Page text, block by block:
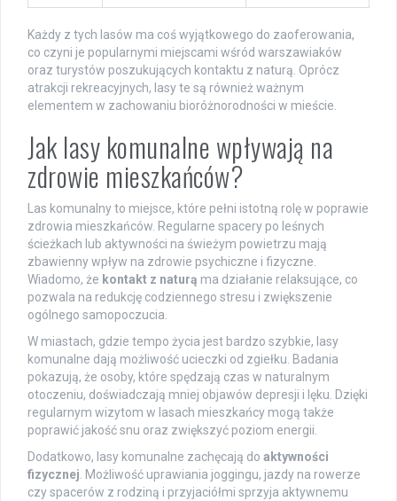
Każdy z tych lasów ma coś wyjątkowego do zaoferowania,
co czyni je popularnymi miejscami wśród warszawiaków
oraz turystów poszukujących kontaktu z naturą. Oprócz
atrakcji rekreacyjnych, lasy te są również ważnym
elementem w zachowaniu bioróżnorodności w mieście.
Jak lasy komunalne wpływają na
zdrowie mieszkańców?
Las komunalny to miejsce, które pełni istotną rolę w poprawie
zdrowia mieszkańców. Regularne spacery po leśnych
ścieżkach lub aktywności na świeżym powietrzu mają
zbawienny wpływ na zdrowie psychiczne i fizyczne.
Wiadomo, że kontakt z naturą ma działanie relaksujące, co
pozwala na redukcję codziennego stresu i zwiększenie
ogólnego samopoczucia.
W miastach, gdzie tempo życia jest bardzo szybkie, lasy
komunalne dają możliwość ucieczki od zgiełku. Badania
pokazują, że osoby, które spędzają czas w naturalnym
otoczeniu, doświadczają mniej objawów depresji i lęku. Dzięki
regularnym wizytom w lasach mieszkańcy mogą także
poprawić jakość snu oraz zwiększyć poziom energii.
Dodatkowo, lasy komunalne zachęcają do aktywności
fizycznej. Możliwość uprawiania joggingu, jazdy na rowerze
czy spacerów z rodziną i przyjaciółmi sprzyja aktywnemu